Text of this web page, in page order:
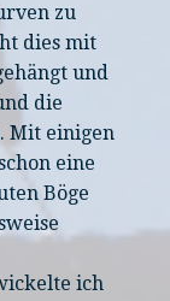
zu
dies mit
und
die
Mit einigen
eine
Böge
ich